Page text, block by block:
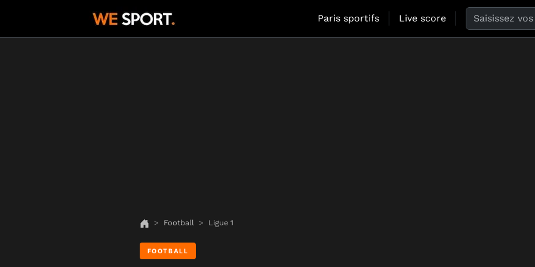
Paris sportifs Live score Search the
Football Ligue 1
FOOTBALL